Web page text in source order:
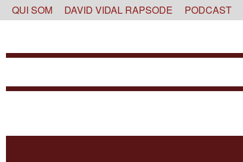
SkipQUI SOM DAVID VIDAL RAPSODE PODCAST